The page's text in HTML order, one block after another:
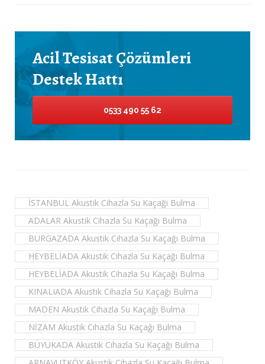
Acil Tesisat Çözümleri
Destek Hattı
0533 490 55 62
İSTANBUL Akustik Cihazla Su Kaçağı Bulma
ADALAR Akustik Cihazla Su Kaçağı Bulma
BURGAZADA Akustik Cihazla Su Kaçağı Bulma
HEYBELİADA Akustik Cihazla Su Kaçağı Bulma
HEYBELİADA Akustik Cihazla Su Kaçağı Bulma
KINALIADA Akustik Cihazla Su Kaçağı Bulma
MADEN Akustik Cihazla Su Kaçağı Bulma
NİZAM Akustik Cihazla Su Kaçağı Bulma
BÜYÜKADA Akustik Cihazla Su Kaçağı Bulma